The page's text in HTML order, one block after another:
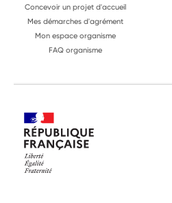
Concevoir un projet d'accueil
Mes démarches d'agrément
Mon espace organisme
FAQ organisme